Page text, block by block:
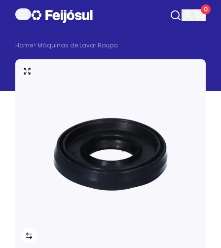
0
Home> Máquinas de Lavar Roupa